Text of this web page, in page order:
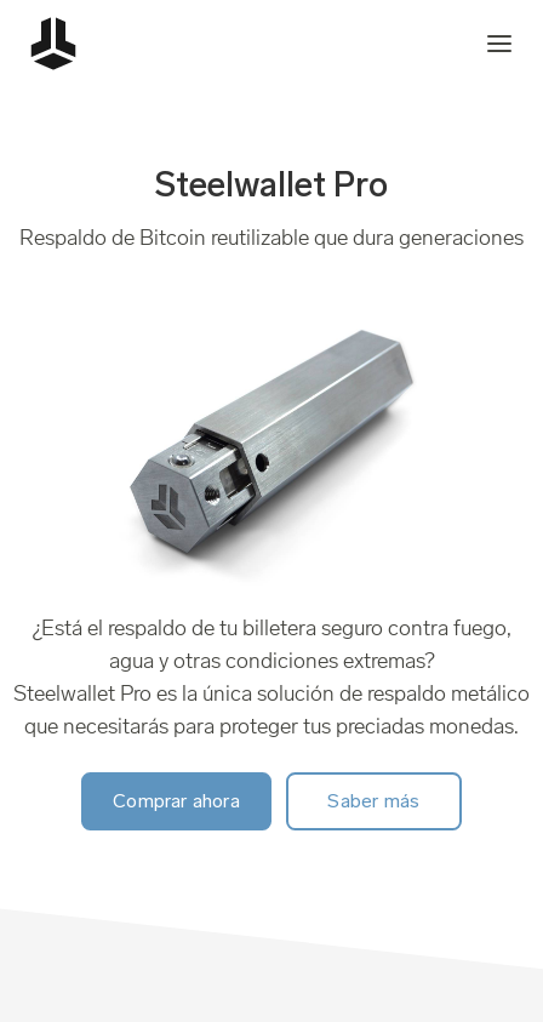
Steelwallet Pro
Respaldo de Bitcoin reutilizable que dura generaciones
¿Está el respaldo de tu billetera seguro contra fuego,
agua y otras condiciones extremas?
Steelwallet Pro es la única solución de respaldo metálico
que necesitarás para proteger tus preciadas monedas.
Comprar ahora Saber más